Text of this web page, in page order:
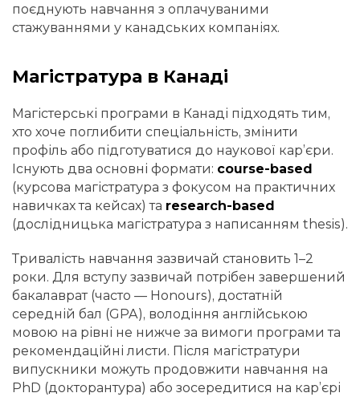
поєднують навчання з оплачуваними
стажуваннями у канадських компаніях.
Магістратура в Канаді
Магістерські програми в Канаді підходять тим,
хто хоче поглибити спеціальність, змінити
профіль або підготуватися до наукової кар’єри.
Існують два основні формати: course-based
(курсова магістратура з фокусом на практичних
навичках та кейсах) та research-based
(дослідницька магістратура з написанням thesis).
Тривалість навчання зазвичай становить 1–2
роки. Для вступу зазвичай потрібен завершений
бакалаврат (часто — Honours), достатній
середній бал (GPA), володіння англійською
мовою на рівні не нижче за вимоги програми та
рекомендаційні листи. Після магістратури
випускники можуть продовжити навчання на
PhD (докторантура) або зосередитися на кар’єрі